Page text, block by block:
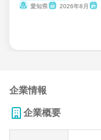
愛知県
2026年8月
企業情報
企業概要